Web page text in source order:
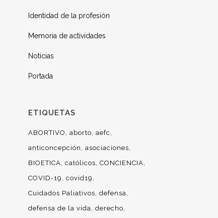
Identidad de la profesión
Memoria de actividades
Noticias
Portada
ETIQUETAS
ABORTIVO aborto aefc
anticoncepción
asociaciones
BIOETICA católicos CONCIENCIA
COVID-19
covid19
Cuidados Paliativos defensa
defensa de la vida derecho